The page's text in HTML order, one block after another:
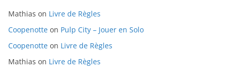
Mathias on Livre de Règles
Coopenotte on Pulp City – Jouer en Solo
Coopenotte on Livre de Règles
Mathias on Livre de Règles